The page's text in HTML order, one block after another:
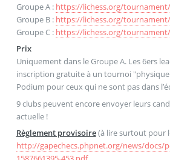
Groupe A : https://lichess.org/tournament/
Groupe B : https://lichess.org/tournament/
Groupe C : https://lichess.org/tournament/
Prix
Uniquement dans le Groupe A. Les 6ers
inscription gratuite à un tournoi
Podium pour ceux qui ne sont pas dans
9 clubs peuvent encore envoyer leurs
actuelle !
Règlement provisoire(à lire surtout pour
http://gapechecs.phpnet.org/news/docs/